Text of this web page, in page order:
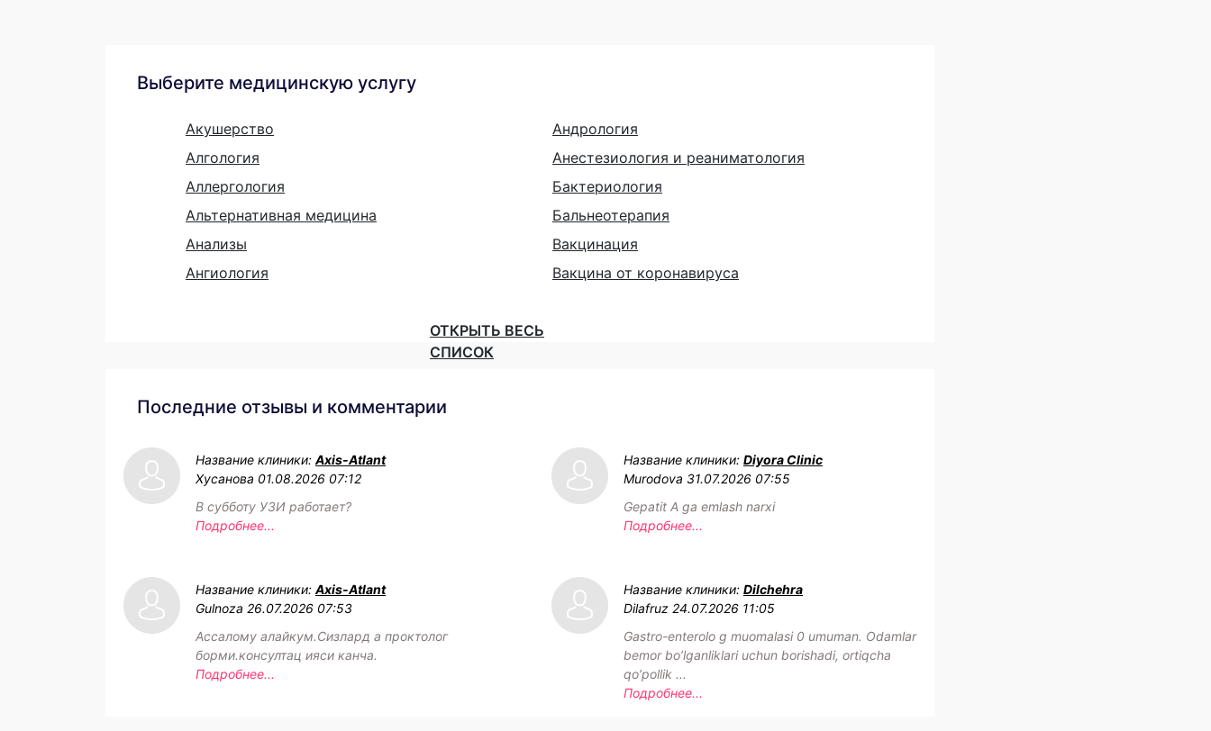
Выберите медицинскую услугу
Акушерство
Алгология
Аллергология
Альтернативная медицина
Анализы
Ангиология
Андрология
Анестезиология и реаниматология
Бактериология
Бальнеотерапия
Вакцинация
Вакцина от коронавируса
ОТКРЫТЬ ВЕСЬ
СПИСОК
Последние отзывы и комментарии
Название клиники: Axis-Atlant
Хусанова 01.08.2026 07:12
В субботу УЗИ работает?
Подробнее...
Название клиники: Diyora Clinic
Murodova 31.07.2026 07:55
Gepatit A ga emlash narxi
Подробнее...
Название клиники: Axis-Atlant
Gulnoza 26.07.2026 07:53
Ассалому алайкум.Сизлард а проктолог
борми.консултац ияси канча.
Подробнее...
Название клиники: Dilchehra
Dilafruz 24.07.2026 11:05
Gastro-enterolo g muomalasi 0 umuman. Odamlar
bemor bo’lganliklari uchun borishadi, ortiqcha
qo’pollik ...
Подробнее...